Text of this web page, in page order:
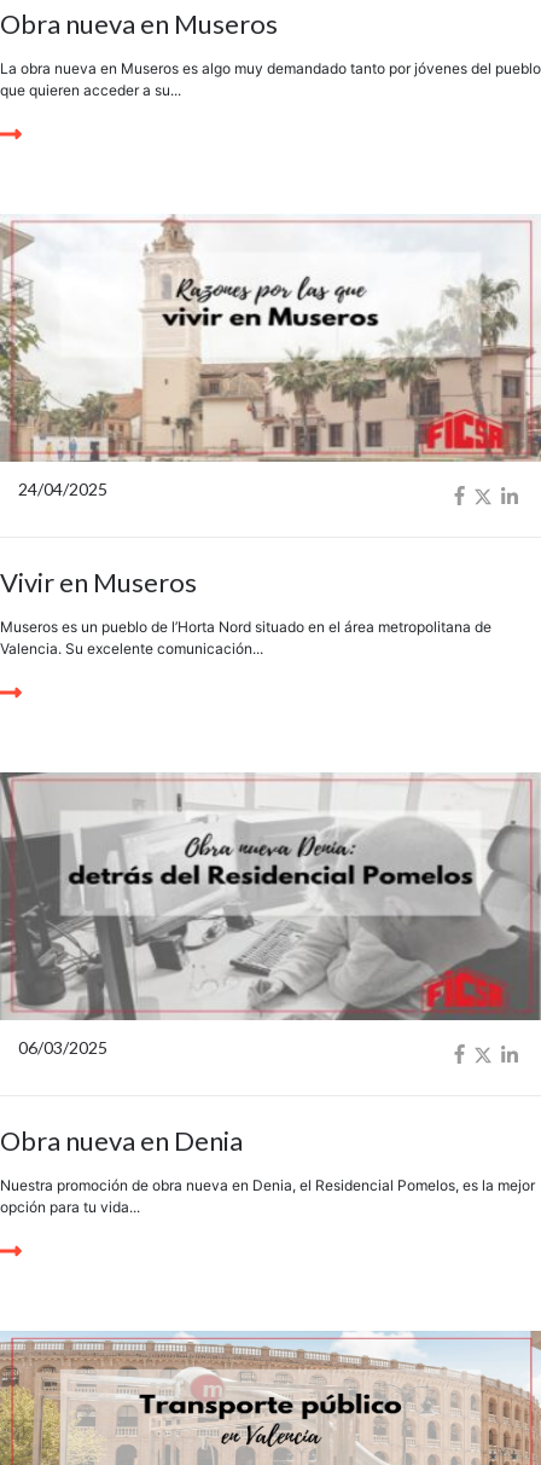
Obra nueva en Museros
La obra nueva en Museros es algo muy demandado tanto por jóvenes del pueblo
que quieren acceder a su...
24/04/2025
Vivir en Museros
Museros es un pueblo de l’Horta Nord situado en el área metropolitana de
Valencia. Su excelente comunicación...
06/03/2025
Obra nueva en Denia
Nuestra promoción de obra nueva en Denia, el Residencial Pomelos, es la mejor
opción para tu vida...